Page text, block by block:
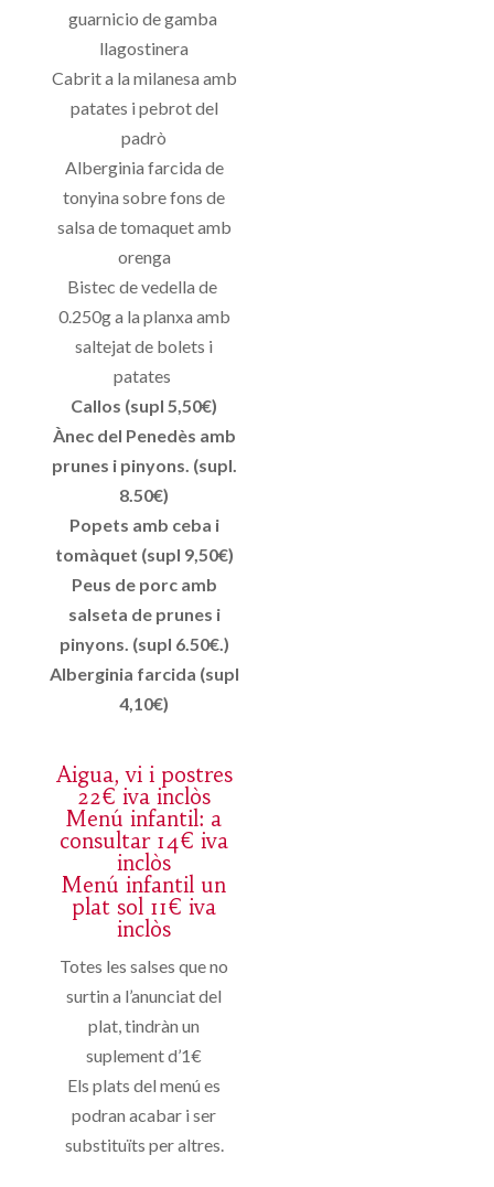
guarnicio de gamba
llagostinera
Cabrit a la milanesa amb
patates i pebrot del
padrò
Alberginia farcida de
tonyina sobre fons de
salsa de tomaquet amb
orenga
Bistec de vedella de
0.250g a la planxa amb
saltejat de bolets i
patates
Callos (supl 5,50€)
Ànec del Penedès amb
prunes i pinyons. (supl.
8.50€)
Popets amb ceba i
tomàquet (supl 9,50€)
Peus de porc amb
salseta de prunes i
pinyons. (supl 6.50€.)
Alberginia farcida (supl
4,10€)
Aigua, vi i postres
22€ iva inclòs
Menú infantil: a
consultar 14€ iva
inclòs
Menú infantil un
plat sol 11€ iva
inclòs
Totes les salses que no
surtin a l’anunciat del
plat, tindràn un
suplement d’1€
Els plats del menú es
podran acabar i ser
substituïts per altres.